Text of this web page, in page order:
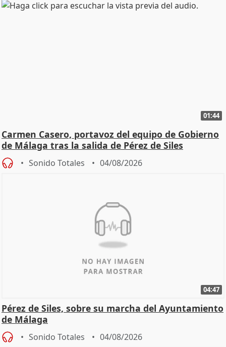
01:44
Carmen Casero, portavoz del equipo de Gobierno
de Málaga tras la salida de Pérez de Siles
Sonido Totales 04/08/2026
04:47
Pérez de Siles, sobre su marcha del Ayuntamiento
de Málaga
Sonido Totales 04/08/2026